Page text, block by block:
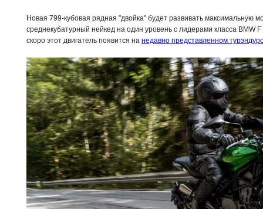
Новая 799-кубовая рядная "двойка" будет развивать максимальную
среднекубатурный нейкед на один уровень с лидерами класса BMW
скоро этот двигатель появится на недавно представленном